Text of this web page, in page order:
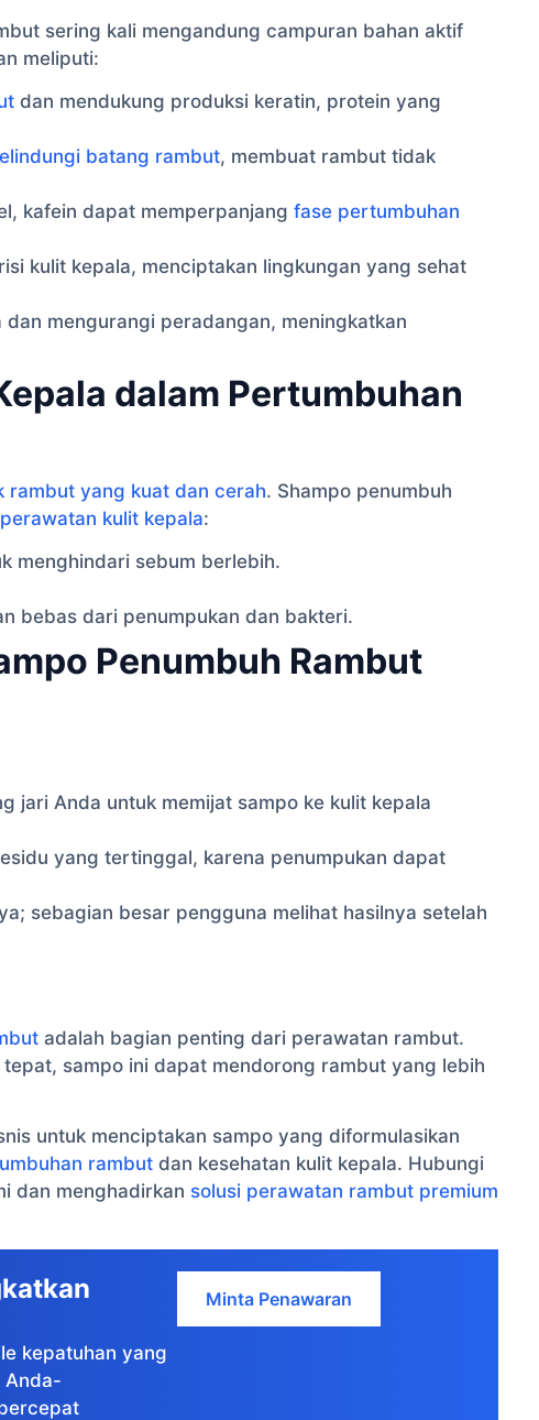
sering kali mengandung campuran bahan aktif
meliputi:
dan mendukung produksi keratin, protein yang
batang rambut, membuat rambut tidak
kafein dapat memperpanjang fase pertumbuhan
kulit kepala, menciptakan lingkungan yang sehat
dan mengurangi peradangan, meningkatkan
dalam Pertumbuhan
rambut yang kuat dan cerah. Shampo penumbuh
perawatan kulit kepala:
menghindari sebum berlebih.
bebas dari penumpukan dan bakteri.
Penumbuh Rambut
jari Anda untuk memijat sampo ke kulit kepala
yang tertinggal, karena penumpukan dapat
sebagian besar pengguna melihat hasilnya setelah
adalah bagian penting dari perawatan rambut.
sampo ini dapat mendorong rambut yang lebih
untuk menciptakan sampo yang diformulasikan
rambut dan kesehatan kulit kepala. Hubungi
dan menghadirkan solusi perawatan rambut premium
kepatuhan yang
Anda-
Minta Penawaran